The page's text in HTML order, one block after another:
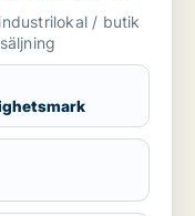
/ butik